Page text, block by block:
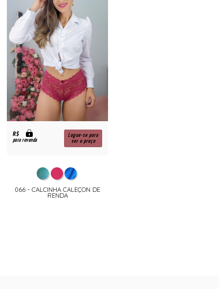
R$
para revenda
Logue-se para
ver o preço
066 - CALCINHA CALEÇON DE
RENDA